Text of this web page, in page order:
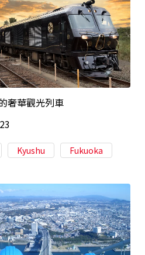
奢華觀光列車
Kyushu Fukuoka